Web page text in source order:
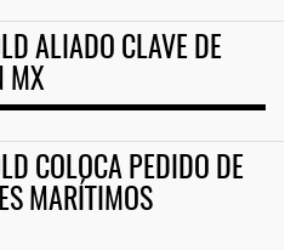
ALIADO CLAVE DE
MX
COLOCA PEDIDO DE
MARÍTIMOS